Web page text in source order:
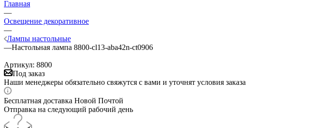
Главная
—
Освещение декоративное
—
Лампы настольные
—Настольная лампа 8800-cl13-aba42n-ct0906
Артикул: 8800
Под заказ
Наши менеджеры обязательно свяжутся с вами и уточнят условия заказа
Бесплатная доставка Новой Почтой
Отправка на следующий рабочий день